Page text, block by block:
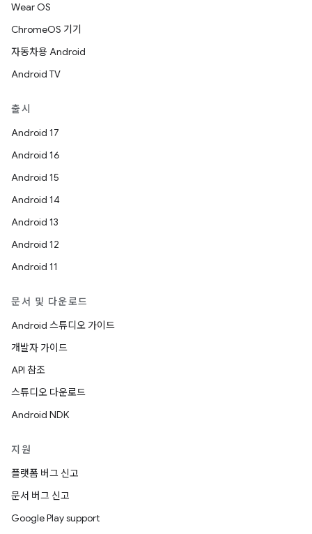
Wear OS
ChromeOS 기기
자동차용 Android
Android TV
출시
Android 17
Android 16
Android 15
Android 14
Android 13
Android 12
Android 11
문서 및 다운로드
Android 스튜디오 가이드
개발자 가이드
API 참조
스튜디오 다운로드
Android NDK
지원
플랫폼 버그 신고
문서 버그 신고
Google Play support